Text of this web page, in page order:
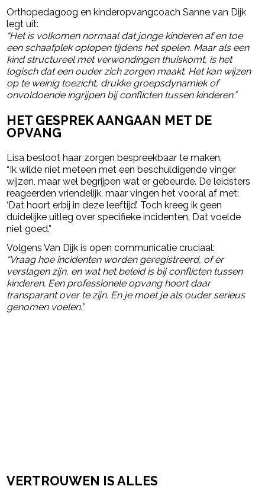
Orthopedagoog en kinderopvangcoach Sanne van Dijk
legt uit:
“Het is volkomen normaal dat jonge kinderen af en toe
een schaafplek oplopen tijdens het spelen. Maar als een
kind structureel met verwondingen thuiskomt, is het
logisch dat een ouder zich zorgen maakt. Het kan wijzen
op te weinig toezicht, drukke groepsdynamiek of
onvoldoende ingrijpen bij conflicten tussen kinderen.”
HET GESPREK AANGAAN MET DE
OPVANG
Lisa besloot haar zorgen bespreekbaar te maken.
“Ik wilde niet meteen met een beschuldigende vinger
wijzen, maar wel begrijpen wat er gebeurde. De leidsters
reageerden vriendelijk, maar vingen het vooral af met:
‘Dat hoort erbij in deze leeftijd’. Toch kreeg ik geen
duidelijke uitleg over specifieke incidenten. Dat voelde
niet goed.”
Volgens Van Dijk is open communicatie cruciaal:
“Vraag hoe incidenten worden geregistreerd, of er
verslagen zijn, en wat het beleid is bij conflicten tussen
kinderen. Een professionele opvang hoort daar
transparant over te zijn. En je moet je als ouder serieus
genomen voelen.”
VERTROUWEN IS ALLES